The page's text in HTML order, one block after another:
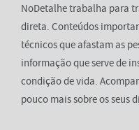
NoDetalhe trabalha para
direta. Conteúdos
técnicos que afastam as
informação que serve de
condição de vida.
pouco mais sobre os seus